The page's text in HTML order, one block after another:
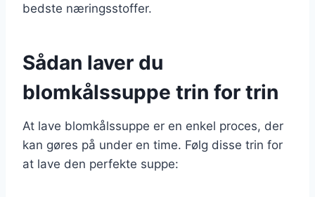
bedste næringsstoffer.
Sådan laver du
blomkålssuppe trin for trin
At lave blomkålssuppe er en enkel proces, der
kan gøres på under en time. Følg disse trin for
at lave den perfekte suppe: